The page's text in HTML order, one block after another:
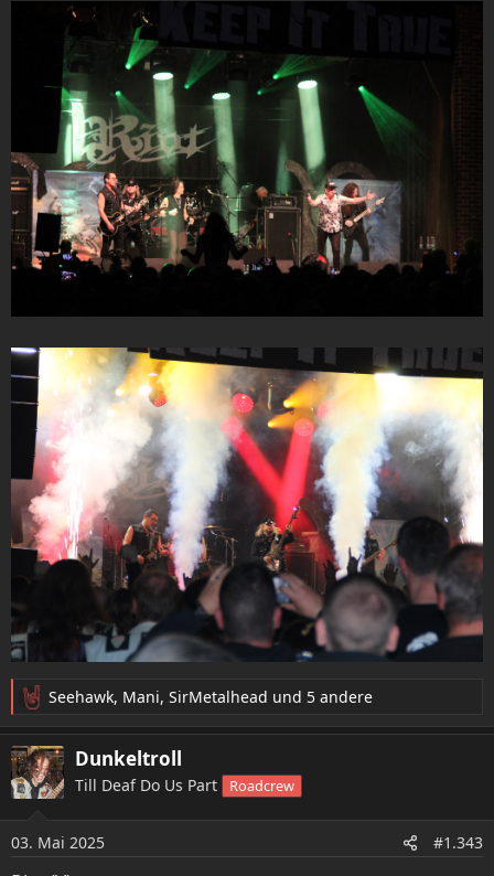
R
e
a
k
t
n
Seehawk, Mani, SirMetalhead und 5 andere
Dunkeltroll
Till Deaf Do Us Part Roadcrew
03. Mai 2025 #1.343